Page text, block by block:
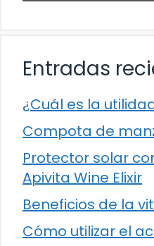
Entradas
¿Cuál es la
Compota de
Protector solar
Apivita Wine Elixir
Beneficios de la
Cómo utilizar el